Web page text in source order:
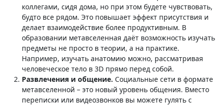
коллегами, сидя дома, но при этом будете чувствовать,
будто все рядом. Это повышает эффект присутствия и
делает взаимодействие более продуктивным. В
образовании метавселенная даёт возможность изучать
предметы не просто в теории, а на практике.
Например, изучать анатомию можно, рассматривая
человеческое тело в 3D прямо перед собой.
Развлечения и общение. Социальные сети в формате
метавселенной – это новый уровень общения. Вместо
переписки или видеозвонков вы можете гулять с